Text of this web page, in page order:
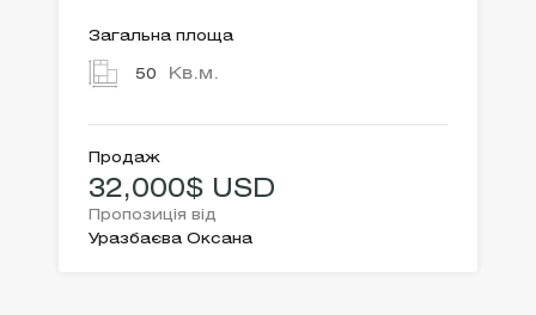
Загальна площа
50 Кв.м.
Продаж
32,000$ USD
Пропозиція від
Уразбаєва Оксана